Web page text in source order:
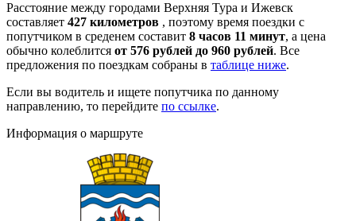
Расстояние между городами Верхняя Тура и Ижевск
составляет 427 километров , поэтому время поездки с
попутчиком в среденем составит 8 часов 11 минут, а цена
обычно колеблится от 576 рублей до 960 рублей. Все
предложения по поездкам собраны в таблице ниже.
Если вы водитель и ищете попутчика по данному
направлению, то перейдите по ссылке.
Информация о маршруте